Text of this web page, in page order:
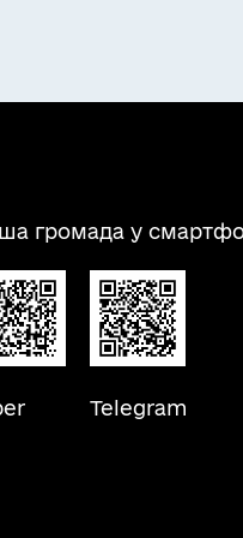
їй надається право
та початку
можуть
адміністрації,
громада у
Telegram